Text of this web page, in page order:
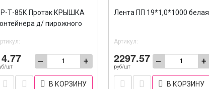
Т-85К Протэк КРЫШКА
д/ пирожного
шт
– +
В КОРЗИНУ
Лента ПП 19*1,0*1000 белая
Артикул:
2297.57
руб/шт
– +
В КОРЗИНУ